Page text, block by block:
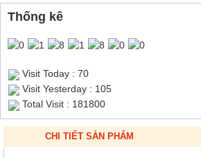
Thống kê
Visit Today : 70
Visit Yesterday : 105
Total Visit : 181800
CHI TIẾT SẢN PHẨM